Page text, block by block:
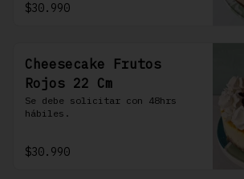
$30.990
Cheesecake Frutos
Rojos 22 Cm
Se debe solicitar con 48hrs
hábiles.
$30.990